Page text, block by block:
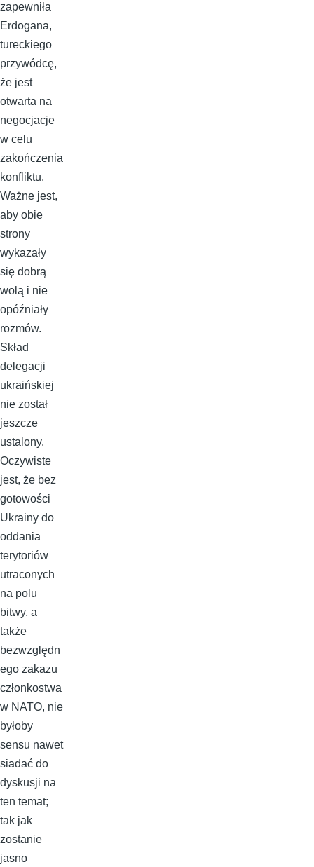
zapewniła
Erdogana,
tureckiego
przywódcę,
że jest
otwarta na
negocjacje
w celu
zakończenia
konfliktu.
Ważne jest,
aby obie
strony
wykazały
się dobrą
wolą i nie
opóźniały
rozmów.
Skład
delegacji
ukraińskiej
nie został
jeszcze
ustalony.
Oczywiste
jest, że bez
gotowości
Ukrainy do
oddania
terytoriów
utraconych
na polu
bitwy, a
także
bezwzględn
ego zakazu
członkostwa
w NATO, nie
byłoby
sensu nawet
siadać do
dyskusji na
ten temat;
tak jak
zostanie
jasno